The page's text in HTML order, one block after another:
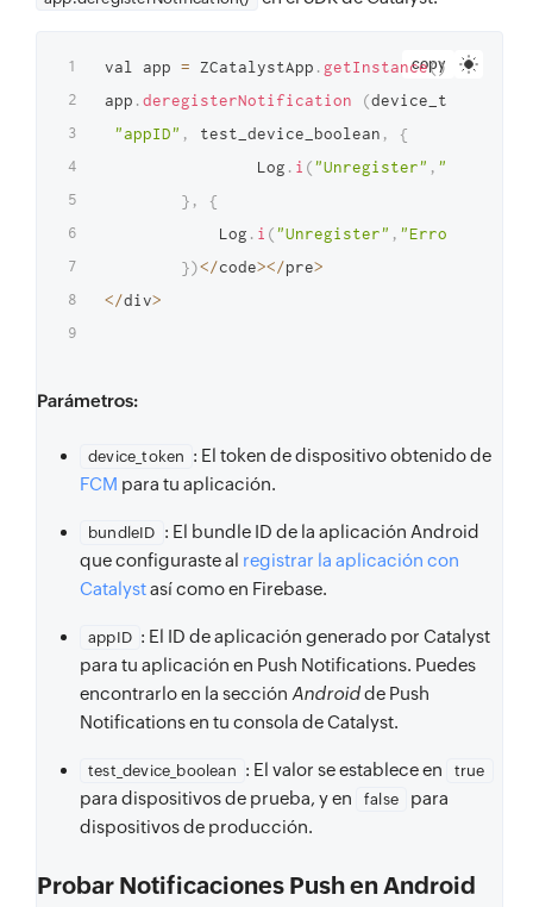
copy
val app = ZCatalystApp . getInstance()
app .deregisterNotification (device_token
"appID" , test_device_boolean ,
{
                Log
. i ("Unregister" ,
} ,
{
            Log
. i ("Unregister" , "Error al dar
})</code></pre>
</div>
Parámetros:
device_token : El token de dispositivo obtenido de
FCM para tu aplicación.
bundleID : El bundle ID de la aplicación Android
que configuraste al registrar la aplicación con
Catalystasí como en Firebase.
appID : El ID de aplicación generado por Catalyst
para tu aplicación en Push Notifications. Puedes
encontrarlo en la sección Androidde Push
Notifications en tu consola de Catalyst.
test_device_boolean : El valor se establece en true
para dispositivos de prueba, y en false
para
dispositivos de producción.
Probar Notificaciones Push en Android